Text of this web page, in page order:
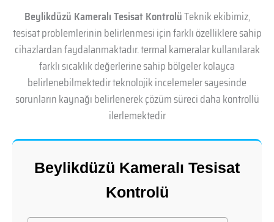
Beylikdüzü Kameralı Tesisat KontrolüTeknik ekibimiz,
tesisat problemlerinin belirlenmesi için farklı özelliklere sahip
cihazlardan faydalanmaktadır. termal kameralar kullanılarak
farklı sıcaklık değerlerine sahip bölgeler kolayca
belirlenebilmektedir teknolojik incelemeler sayesinde
sorunların kaynağı belirlenerek çözüm süreci daha kontrollü
ilerlemektedir
Beylikdüzü Kameralı Tesisat
Kontrolü